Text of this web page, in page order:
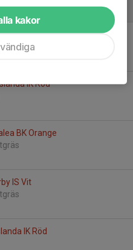
Torslanda IK Svart
3 Konstgräs
IK Röd
BK Orange
IS Vit
IK Röd
kakor